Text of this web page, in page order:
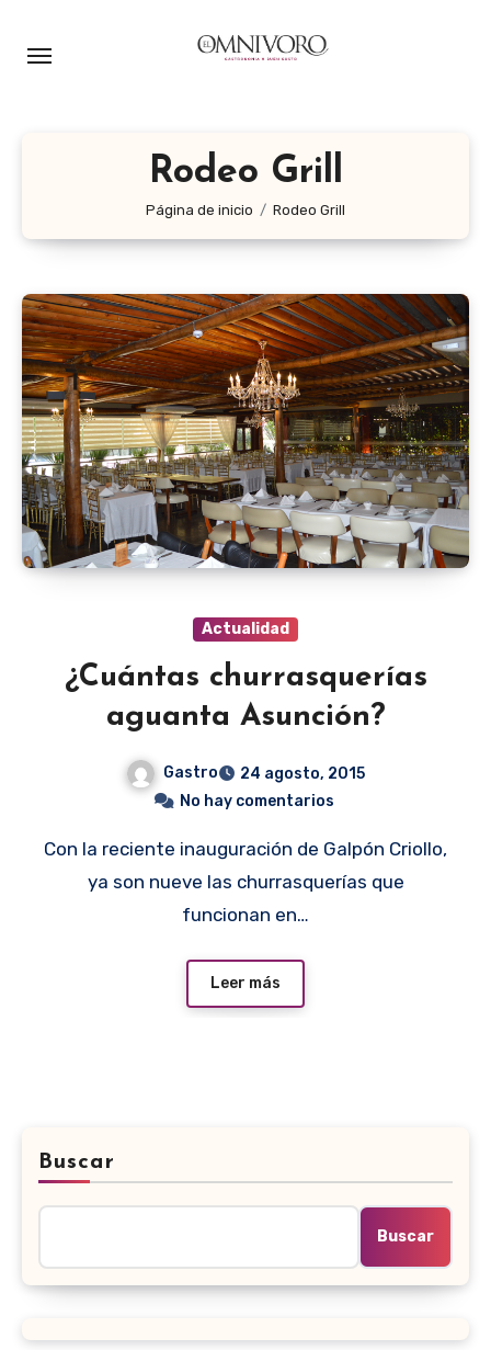
Rodeo Grill
Página de inicio Rodeo Grill
Actualidad
¿Cuántas churrasquerías
aguanta Asunción?
Gastro
24 agosto, 2015
No hay comentarios
Con la reciente inauguración de Galpón Criollo,
ya son nueve las churrasquerías que
funcionan en…
Leer más
Buscar
Buscar